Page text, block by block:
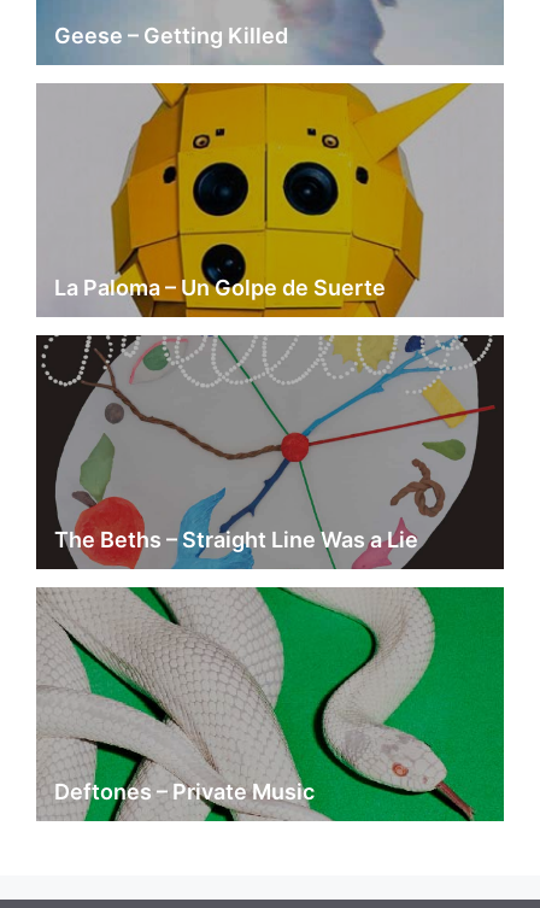
Geese – Getting Killed
La Paloma – Un Golpe de Suerte
The Beths – Straight Line Was a Lie
Deftones – Private Music